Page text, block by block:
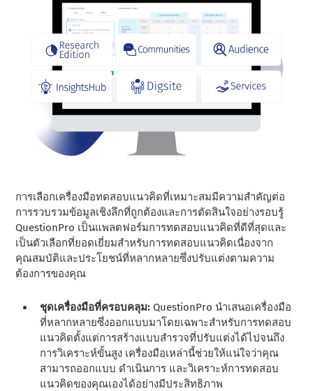
การเลือกเครื่องมือทดสอบแนวคิดที่เหมาะสมมีความสําคัญต่อ
การรวบรวมข้อมูลเชิงลึกที่ถูกต้องและการตัดสินใจอย่างรอบรู้
QuestionPro เป็นแพลตฟอร์มการทดสอบแนวคิดที่ดีที่สุดและ
เป็นตัวเลือกที่ยอดเยี่ยมสําหรับการทดสอบแนวคิดเนื่องจาก
คุณสมบัติและประโยชน์ที่หลากหลายซึ่งปรับแต่งตามความ
ต้องการของคุณ
ชุดเครื่องมือที่ครอบคลุม: QuestionPro นําเสนอเครื่องมือ
ที่หลากหลายซึ่งออกแบบมาโดยเฉพาะสําหรับการทดสอบ
แนวคิดตั้งแต่การสร้างแบบสํารวจที่ปรับแต่งได้ไปจนถึง
การวิเคราะห์ขั้นสูง เครื่องมือเหล่านี้ช่วยให้แน่ใจว่าคุณ
สามารถออกแบบ ดําเนินการ และวิเคราะห์การทดสอบ
แนวคิดของคุณเองได้อย่างมีประสิทธิภาพ